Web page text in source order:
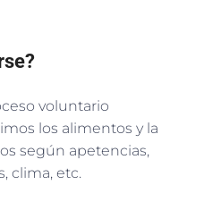
voluntario
los alimentos y la
según apetencias,
clima, etc.